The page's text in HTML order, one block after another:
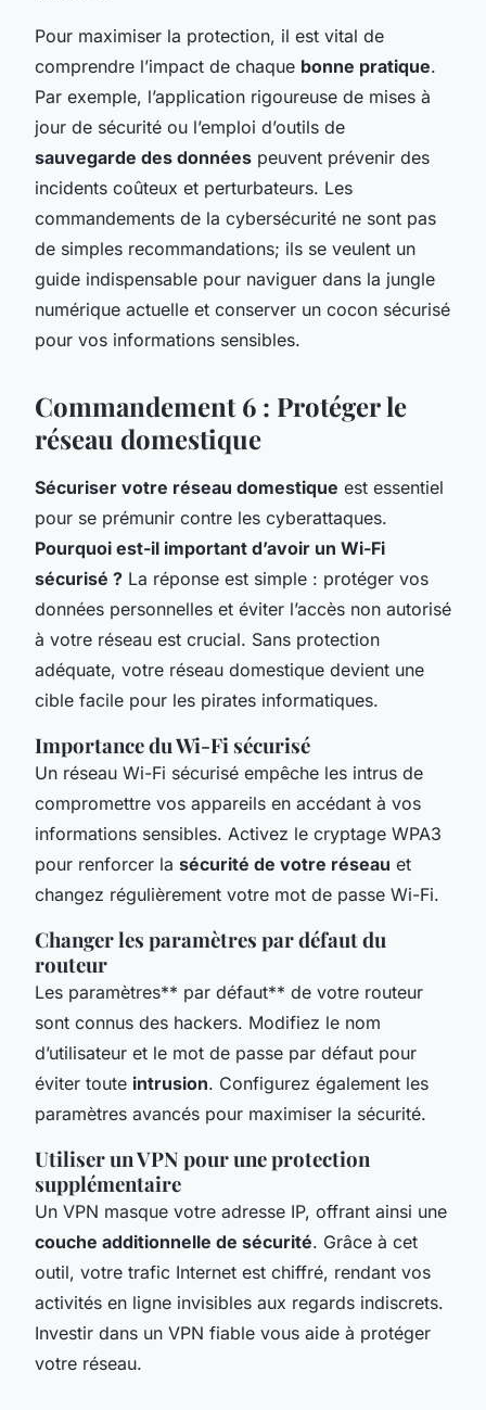
Pour maximiser la protection, il est vital de
comprendre l’impact de chaque bonne pratique.
Par exemple, l’application rigoureuse de mises à
jour de sécurité ou l’emploi d’outils de
sauvegarde des données peuvent prévenir des
incidents coûteux et perturbateurs. Les
commandements de la cybersécurité ne sont pas
de simples recommandations; ils se veulent un
guide indispensable pour naviguer dans la jungle
numérique actuelle et conserver un cocon sécurisé
pour vos informations sensibles.
Commandement 6 : Protéger le
réseau domestique
Sécuriser votre réseau domestique est essentiel
pour se prémunir contre les cyberattaques.
Pourquoi est-il important d’avoir un Wi-Fi
sécurisé ? La réponse est simple : protéger vos
données personnelles et éviter l’accès non autorisé
à votre réseau est crucial. Sans protection
adéquate, votre réseau domestique devient une
cible facile pour les pirates informatiques.
Importance du Wi-Fi sécurisé
Un réseau Wi-Fi sécurisé empêche les intrus de
compromettre vos appareils en accédant à vos
informations sensibles. Activez le cryptage WPA3
pour renforcer la sécurité de votre réseau et
changez régulièrement votre mot de passe Wi-Fi.
Changer les paramètres par défaut du
routeur
Les paramètres** par défaut** de votre routeur
sont connus des hackers. Modifiez le nom
d’utilisateur et le mot de passe par défaut pour
éviter toute intrusion. Configurez également les
paramètres avancés pour maximiser la sécurité.
Utiliser un VPN pour une protection
supplémentaire
Un VPN masque votre adresse IP, offrant ainsi une
couche additionnelle de sécurité. Grâce à cet
outil, votre trafic Internet est chiffré, rendant vos
activités en ligne invisibles aux regards indiscrets.
Investir dans un VPN fiable vous aide à protéger
votre réseau.